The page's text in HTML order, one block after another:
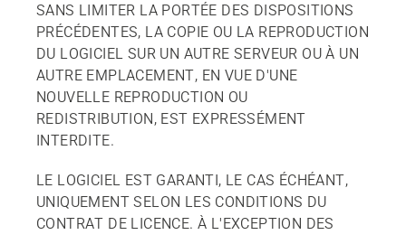
SANS LIMITER LA PORTÉE DES DISPOSITIONS
PRÉCÉDENTES, LA COPIE OU LA REPRODUCTION
DU LOGICIEL SUR UN AUTRE SERVEUR OU À UN
AUTRE EMPLACEMENT, EN VUE D'UNE
NOUVELLE REPRODUCTION OU
REDISTRIBUTION, EST EXPRESSÉMENT
INTERDITE.
LE LOGICIEL EST GARANTI, LE CAS ÉCHÉANT,
UNIQUEMENT SELON LES CONDITIONS DU
CONTRAT DE LICENCE. À L'EXCEPTION DES